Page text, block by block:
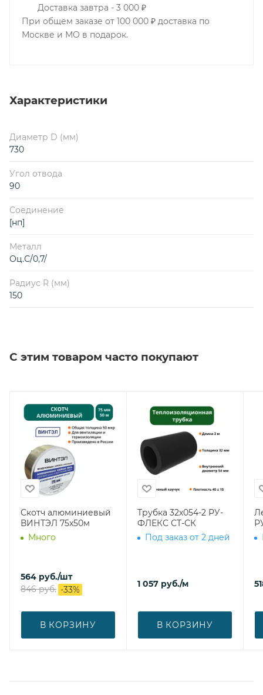
Доставка завтра - 3 000 ₽
При общем заказе от 100 000 ₽ доставка по
Москве и МО в подарок.
Характеристики
Диаметр D (мм)
730
Угол отвода
90
Соединение
[нп]
Металл
Оц.С/0,7/
Радиус R (мм)
150
С этим товаром часто покупают
Скотч алюминиевый
ВИНТЭЛ 75х50м
Много
564 руб./шт
846руб. -33%
В КОРЗИНУ
Трубка 32х054-2 РУ-
ФЛЕКС СТ-СК
Под заказ от 2 дней
1 057 руб./м
В КОРЗИНУ